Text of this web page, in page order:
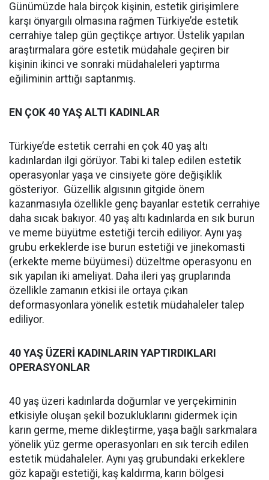
Günümüzde hala birçok kişinin, estetik girişimlere
karşı önyargılı olmasına rağmen Türkiye’de estetik
cerrahiye talep gün geçtikçe artıyor. Üstelik yapılan
araştırmalara göre estetik müdahale geçiren bir
kişinin ikinci ve sonraki müdahaleleri yaptırma
eğiliminin arttığı saptanmış.
EN ÇOK 40 YAŞ ALTI KADINLAR
Türkiye’de estetik cerrahi en çok 40 yaş altı
kadınlardan ilgi görüyor. Tabi ki talep edilen estetik
operasyonlar yaşa ve cinsiyete göre değişiklik
gösteriyor. Güzellik algısının gitgide önem
kazanmasıyla özellikle genç bayanlar estetik cerrahiye
daha sıcak bakıyor. 40 yaş altı kadınlarda en sık burun
ve meme büyütme estetiği tercih ediliyor. Aynı yaş
grubu erkeklerde ise burun estetiği ve jinekomasti
(erkekte meme büyümesi) düzeltme operasyonu en
sık yapılan iki ameliyat. Daha ileri yaş gruplarında
özellikle zamanın etkisi ile ortaya çıkan
deformasyonlara yönelik estetik müdahaleler talep
ediliyor.
40 YAŞ ÜZERİ KADINLARIN YAPTIRDIKLARI
OPERASYONLAR
40 yaş üzeri kadınlarda doğumlar ve yerçekiminin
etkisiyle oluşan şekil bozukluklarını gidermek için
karın germe, meme dikleştirme, yaşa bağlı sarkmalara
yönelik yüz germe operasyonları en sık tercih edilen
estetik müdahaleler. Aynı yaş grubundaki erkeklere
göz kapağı estetiği, kaş kaldırma, karın bölgesi